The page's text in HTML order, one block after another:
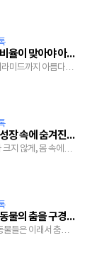
27권 4장 비율이 맞아야 아름답다?
미드까지 아름다워
27권 5장 성장 속에 숨겨진 비밀
지 않게, 몸 속에
28권 1장 동물의 춤을 구경해 볼래?
물들은 이래서 춤을